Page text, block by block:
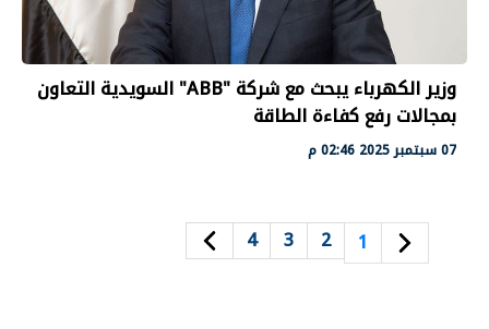
وزير الكهرباء يبحث مع شركة "ABB" السويدية التعاون
بمجالات رفع كفاءة الطاقة
07 سبتمبر 2025 02:46 م
1
2
3
4